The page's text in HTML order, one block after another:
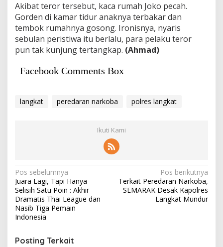
Akibat teror tersebut, kaca rumah Joko pecah.
Gorden di kamar tidur anaknya terbakar dan
tembok rumahnya gosong. Ironisnya, nyaris
sebulan peristiwa itu berlalu, para pelaku teror
pun tak kunjung tertangkap. (Ahmad)
Facebook Comments Box
langkat peredaran narkoba polres langkat
Ikuti Kami
Navigasi
pos
Pos sebelumnya
Juara Lagi, Tapi Hanya
Selisih Satu Poin : Akhir
Dramatis Thai League dan
Nasib Tiga Pemain
Indonesia
Pos berikutnya
Terkait Peredaran Narkoba,
SEMARAK Desak Kapolres
Langkat Mundur
Posting Terkait